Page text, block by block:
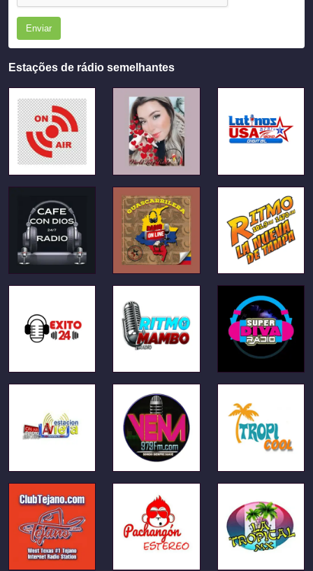
Enviar
Estações de rádio semelhantes